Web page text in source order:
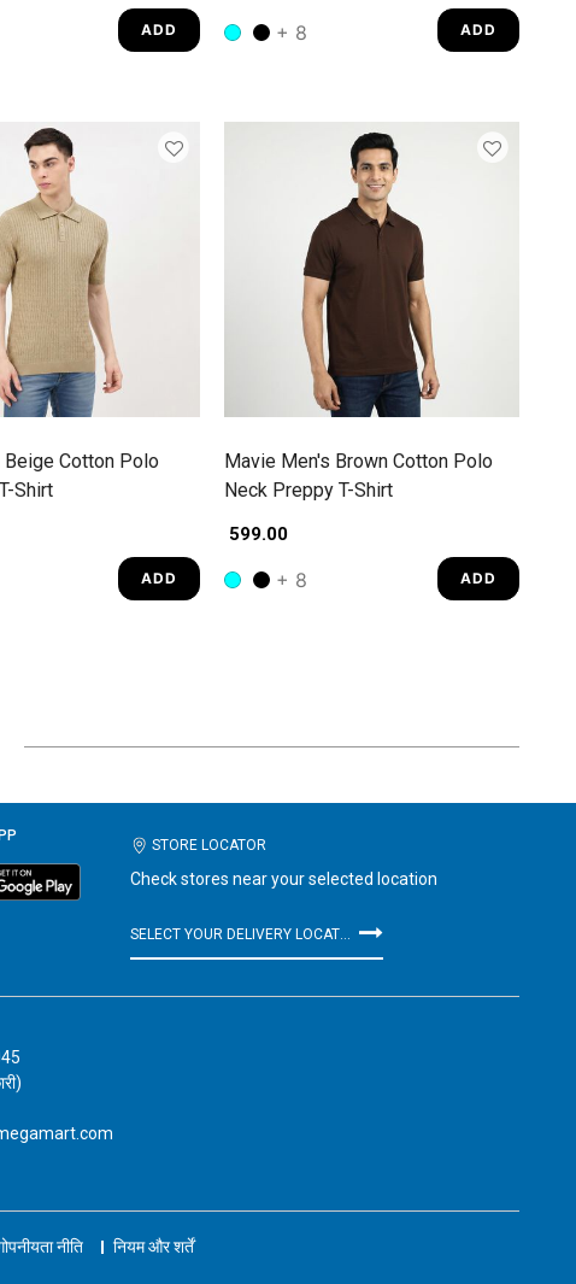
ADD + 8 ADD
Cotton Polo
Shirt
ADD
Mavie Men's Brown Cotton Polo
Neck Preppy T-Shirt
₹ 599.00
+ 8 ADD
STORE LOCATOR
Check stores near your selected location
SELECT YOUR DELIVERY LOCATION
नीति नियम और शर्तें